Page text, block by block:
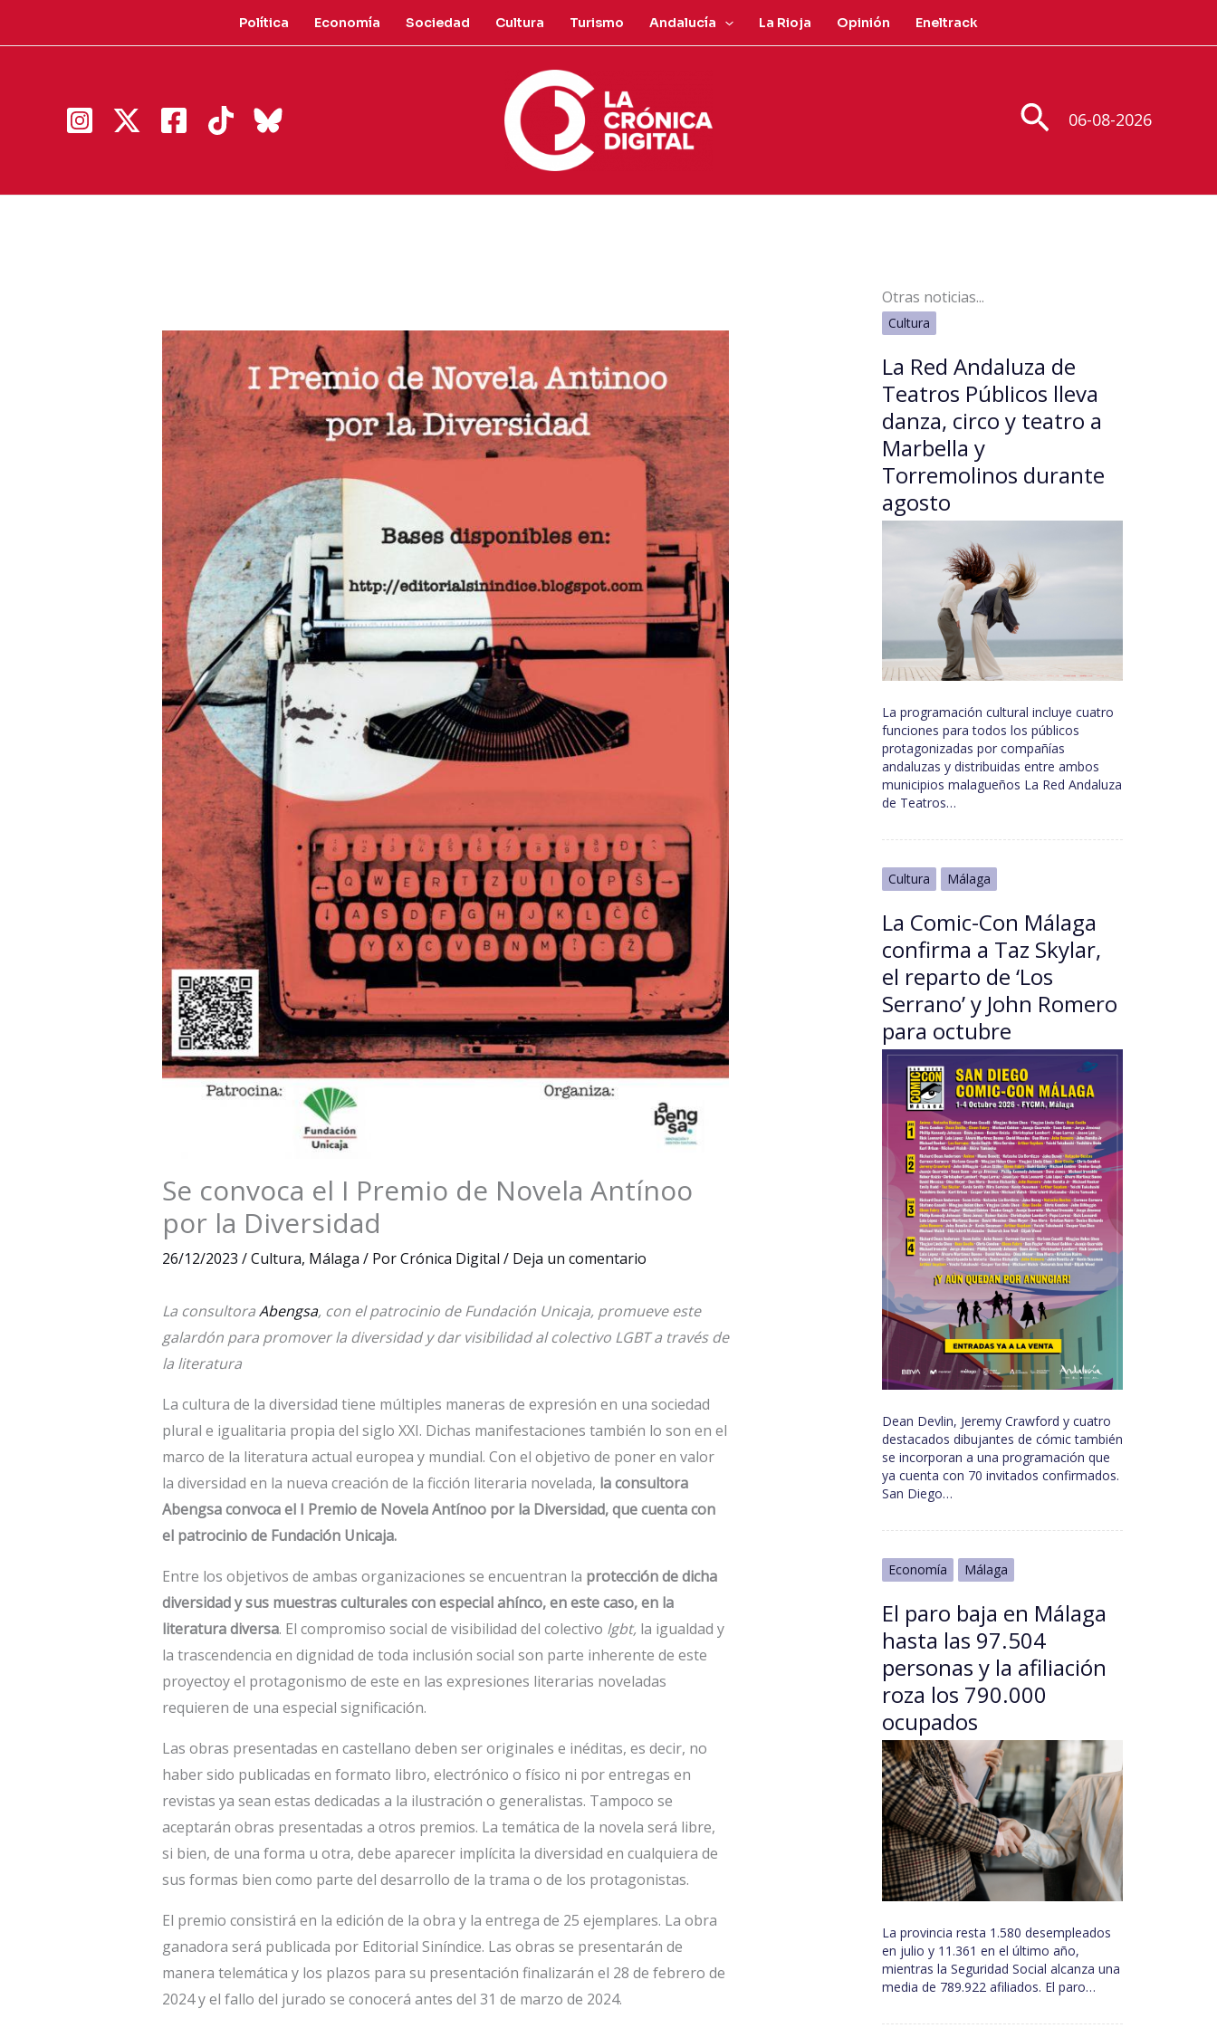
Política Economía Sociedad Cultura Turismo Andalucía La Rioja Opinión Eneltrack
Buscar
06-08-2026
Se convoca el I Premio de Novela Antínoo
por la Diversidad
26/12/2023 /Cultura, Málaga / PorCrónica Digital / Deja un comentario
La consultoraAbengsa, con el patrocinio de Fundación Unicaja, promueve este
galardón para promover la diversidad y dar visibilidad al colectivo LGBT a través de
la literatura
La cultura de la diversidad tiene múltiples maneras de expresión en una sociedad
plural e igualitaria propia del siglo XXI. Dichas manifestaciones también lo son en el
marco de la literatura actual europea y mundial. Con el objetivo de poner en valor
la diversidad en la nueva creación de la ficción literaria novelada, la consultora
Abengsa convoca el I Premio de Novela Antínoo por la Diversidad, que cuenta con
el patrocinio de Fundación Unicaja.
Entre los objetivos de ambas organizaciones se encuentran la protección de dicha
diversidad y sus muestras culturales con especial ahínco, en este caso, en la
literatura diversa. El compromiso social de visibilidad del colectivo lgbt, la igualdad y
la trascendencia en dignidad de toda inclusión social son parte inherente de este
proyectoy el protagonismo de este en las expresiones literarias noveladas
requieren de una especial significación.
Las obras presentadas en castellano deben ser originales e inéditas, es decir, no
haber sido publicadas en formato libro, electrónico o físico ni por entregas en
revistas ya sean estas dedicadas a la ilustración o generalistas. Tampoco se
aceptarán obras presentadas a otros premios. La temática de la novela será libre,
si bien, de una forma u otra, debe aparecer implícita la diversidad en cualquiera de
sus formas bien como parte del desarrollo de la trama o de los protagonistas.
El premio consistirá en la edición de la obra y la entrega de 25 ejemplares. La obra
ganadora será publicada por Editorial Siníndice. Las obras se presentarán de
manera telemática y los plazos para su presentación finalizarán el 28 de febrero de
2024 y el fallo del jurado se conocerá antes del 31 de marzo de 2024.
Otras noticias...
Cultura
La Red Andaluza de
Teatros Públicos lleva
danza, circo y teatro a
Marbella y
Torremolinos durante
agosto
La programación cultural incluye cuatro
funciones para todos los públicos
protagonizadas por compañías
andaluzas y distribuidas entre ambos
municipios malagueños La Red Andaluza
de Teatros…
Cultura Málaga
La Comic-Con Málaga
confirma a Taz Skylar,
el reparto de ‘Los
Serrano’ y John Romero
para octubre
Dean Devlin, Jeremy Crawford y cuatro
destacados dibujantes de cómic también
se incorporan a una programación que
ya cuenta con 70 invitados confirmados.
San Diego…
Economía Málaga
El paro baja en Málaga
hasta las 97.504
personas y la afiliación
roza los 790.000
ocupados
La provincia resta 1.580 desempleados
en julio y 11.361 en el último año,
mientras la Seguridad Social alcanza una
media de 789.922 afiliados. El paro…